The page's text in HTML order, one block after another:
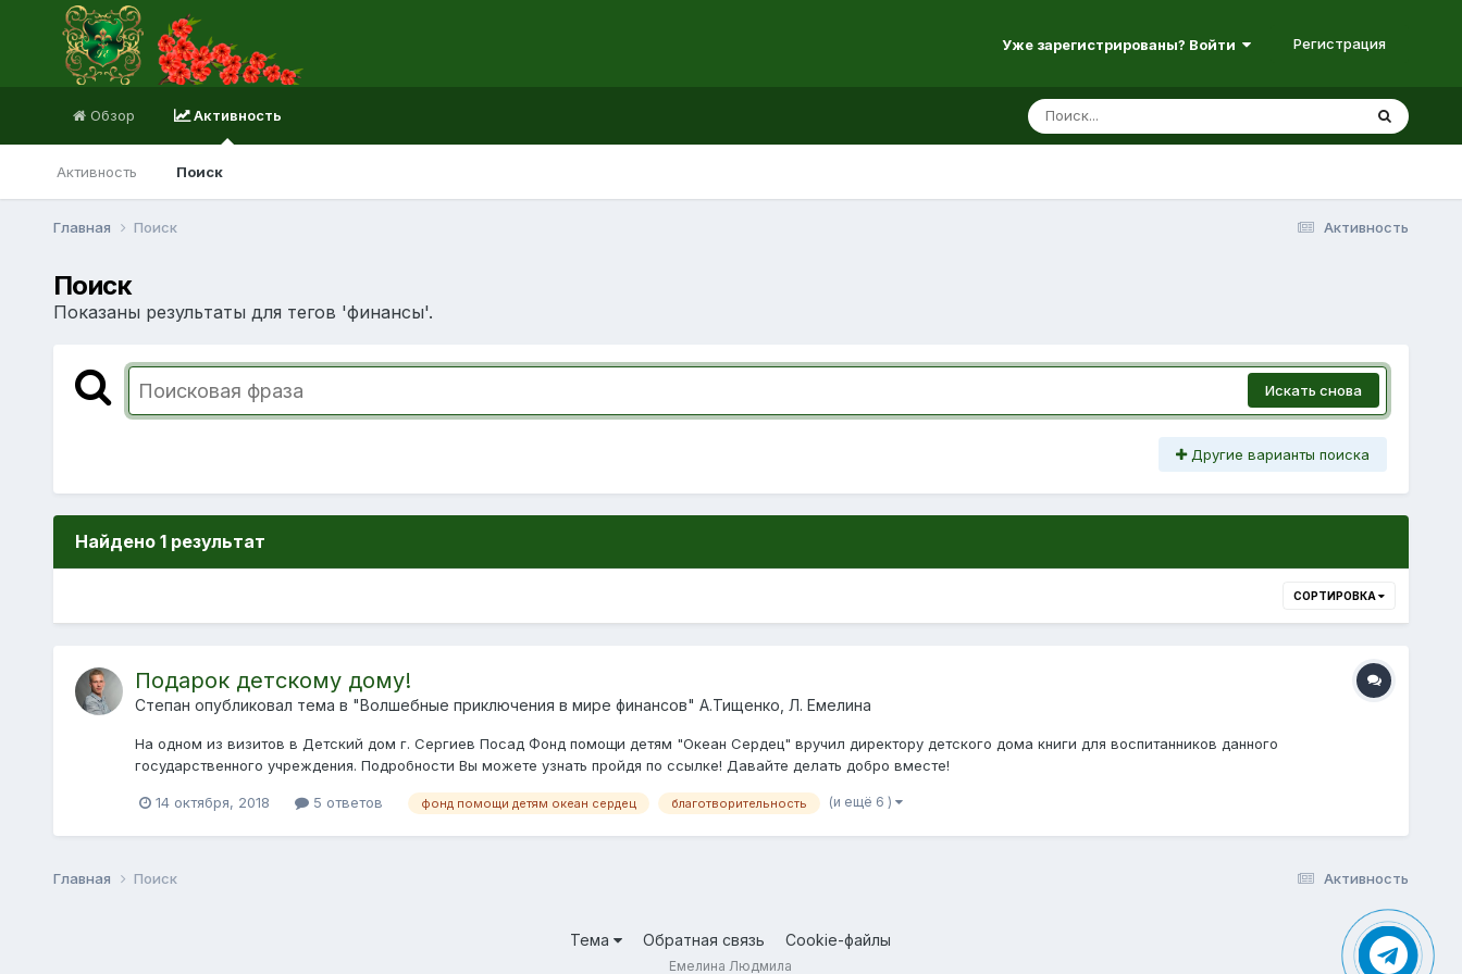
Уже зарегистрированы? Войти Регистрация
Обзор Активность
Активность Поиск
Активность
Главная Поиск
Поиск
Показаны результаты для тегов 'финансы'.
Искать снова
Другие варианты поиска
Найдено 1 результат
СОРТИРОВКА
Подарок детскому дому!
Степан опубликовал тема в "Волшебные приключения в мире финансов " А.Тищенко, Л. Емелина
На одном из визитов в Детский дом г. Сергиев Посад Фонд помощи детям "Океан Сердец" вручил директору детского дома книги для воспитанников данного
государственного учреждения. Подробности Вы можете узнать пройдя по ссылке! Давайте делать добро вместе!
14 октября, 2018 5 ответов фонд помощи детям океан сердец благотворительность (и ещё 6 )
Активность
Главная Поиск
Тема Обратная связь Cookie-файлы
Емелина Людмила